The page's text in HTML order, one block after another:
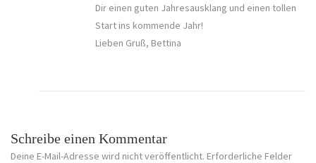
Dir einen guten Jahresausklang und einen tollen
Start ins kommende Jahr!
Lieben Gruß, Bettina
Schreibe einen Kommentar
Deine E-Mail-Adresse wird nicht veröffentlicht. Erforderliche Felder